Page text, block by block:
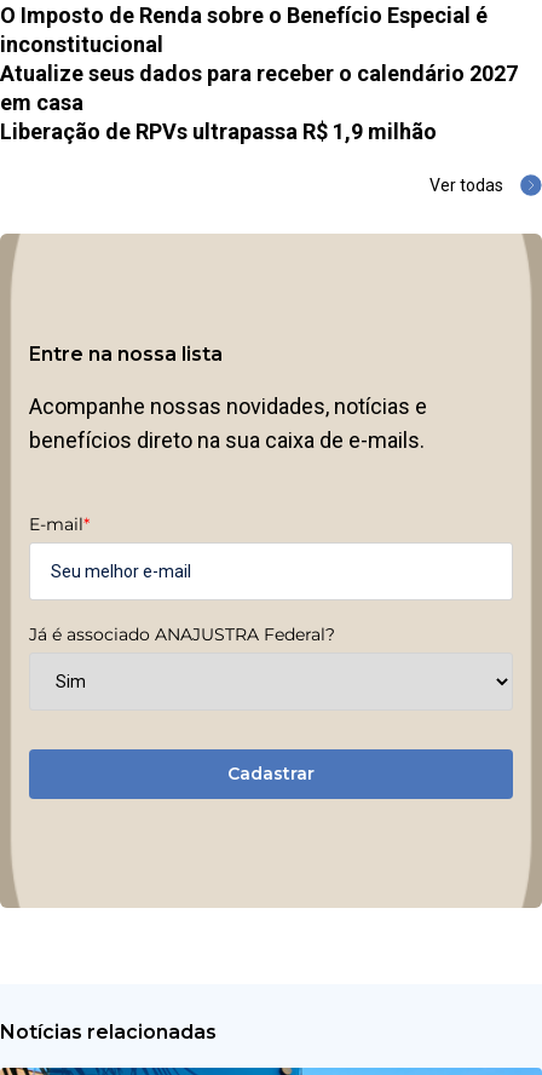
O Imposto de Renda sobre o Benefício Especial é
inconstitucional
Atualize seus dados para receber o calendário 2027
em casa
Liberação de RPVs ultrapassa R$ 1,9 milhão
Ver todas
Entre na nossa lista
Acompanhe nossas novidades, notícias e
benefícios direto na sua caixa de e-mails.
E-mail*
Já é associado ANAJUSTRA Federal?
Cadastrar
Notícias relacionadas